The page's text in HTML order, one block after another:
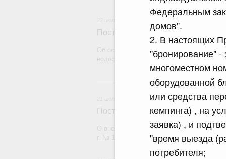
Федеральным
домов".
2. В настоящих
"бронирование" -
многоместном
оборудованной
или средства
кемпинга) , на
заявка) , и
"время выезда
потребителя;
Постановление Правительства
Об особенностях применения
водоснабжения и водоотведения
Постановление Правительства
О внесении изменений в постановление